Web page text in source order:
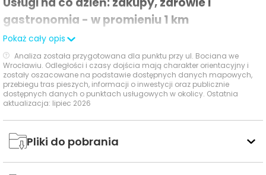
komfortowym placem zabaw. Nie zabraknie także
miejsca dla czworonogów, gdyż nieopodal naszego
osiedla znajdują się tereny zielone do spacerowania.
gastronomia - w promieniu 1 km
W najbliższym otoczeniu inwestycji dostępne są
podstawowe usługi codzienne, przy czym najsilniej
wypadają placówka ochrony zdrowia, obiekty
sportowe oraz punkty odbioru przesyłek.
Czas
Sklepy,
supermarkety,
Livio 792 m 12 min
Pokaż cały opis
Analiza została przygotowana dla punktu przy ul. Bociana we
Wrocławiu. Odległości i czasy dojścia mają charakter orientacyjny i
zostały oszacowane na podstawie dostępnych danych mapowych,
przebiegu tras pieszych, informacji o inwestycji oraz publicznie
dostępnych danych o punktach usługowych w okolicy. Ostatnia
aktualizacja: lipiec 2026
Pliki do pobrania